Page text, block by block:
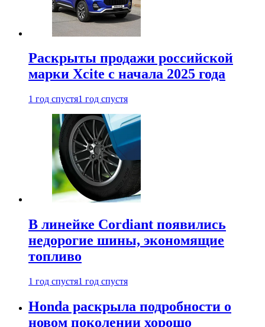
Раскрыты продажи российской
марки Xcite с начала 2025 года
1 год спустя1 год спустя
В линейке Cordiant появились
недорогие шины, экономящие
топливо
1 год спустя1 год спустя
Honda раскрыла подробности о
новом поколении хорошо